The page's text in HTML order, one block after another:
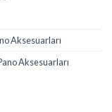
Aksesuarları
Aksesuarları